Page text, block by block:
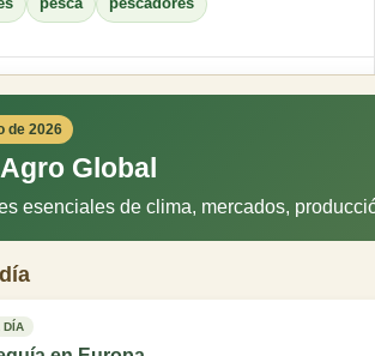
pesca pescadores
de 2026
Global
esenciales de clima, mercados,
DÍA